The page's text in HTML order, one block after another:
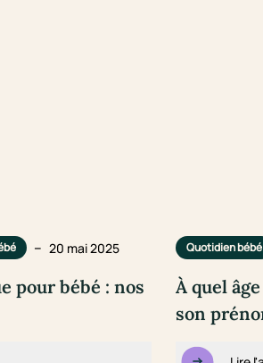
– 20 mai 2025
pour bébé : nos
Quotidien bébé
À quel
son